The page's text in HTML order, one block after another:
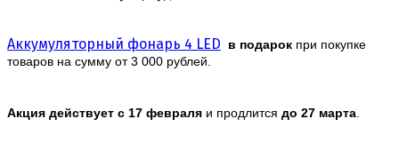
Аккумуляторный фонарь 4 LED в подарок при покупке
товаров на сумму от 3 000 рублей.
Акция действует с 17 февраля и продлится до 27 марта